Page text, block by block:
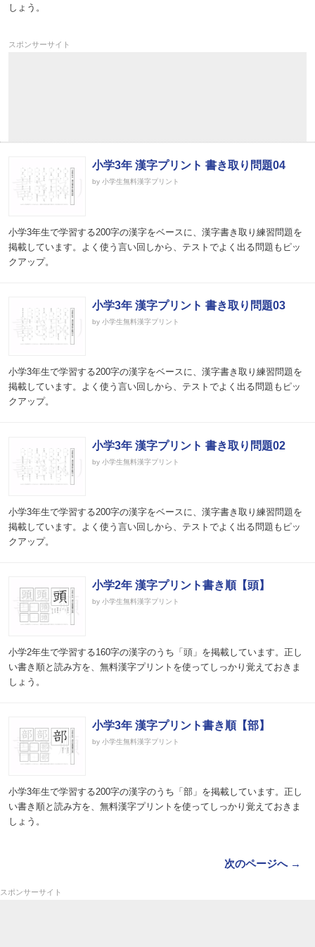
しょう。
スポンサーサイト
小学3年 漢字プリント 書き取り問題04
by 小学生無料漢字プリント
小学3年生で学習する200字の漢字をベースに、漢字書き取り練習問題を
掲載しています。よく使う言い回しから、テストでよく出る問題もピッ
クアップ。
小学3年 漢字プリント 書き取り問題03
by 小学生無料漢字プリント
小学3年生で学習する200字の漢字をベースに、漢字書き取り練習問題を
掲載しています。よく使う言い回しから、テストでよく出る問題もピッ
クアップ。
小学3年 漢字プリント 書き取り問題02
by 小学生無料漢字プリント
小学3年生で学習する200字の漢字をベースに、漢字書き取り練習問題を
掲載しています。よく使う言い回しから、テストでよく出る問題もピッ
クアップ。
小学2年 漢字プリント書き順【頭】
by 小学生無料漢字プリント
小学2年生で学習する160字の漢字のうち「頭」を掲載しています。正し
い書き順と読み方を、無料漢字プリントを使ってしっかり覚えておきま
しょう。
小学3年 漢字プリント書き順【部】
by 小学生無料漢字プリント
小学3年生で学習する200字の漢字のうち「部」を掲載しています。正し
い書き順と読み方を、無料漢字プリントを使ってしっかり覚えておきま
しょう。
次のページへ →
スポンサーサイト